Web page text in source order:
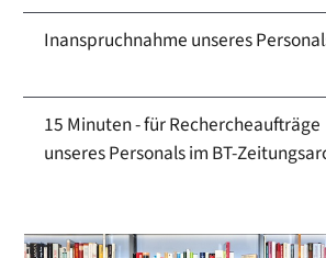
Inanspruchnahme unseres
15 Minuten - für Rechercheaufträge
unseres Personals im BT-